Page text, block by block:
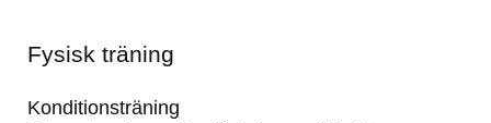
Fysisk träning
Konditionsträning